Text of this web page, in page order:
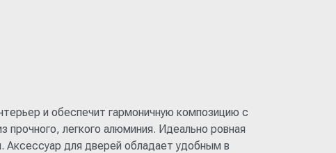
и обеспечит гармоничную композицию с
легкого алюминия. Идеально ровная
для дверей обладает удобным в